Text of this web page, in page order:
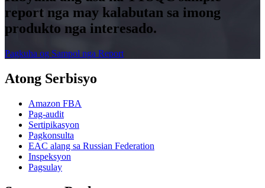
report nga may kalabutan sa imong
produkto nga interesado.
Pagkuha og Sampol nga Report
Atong Serbisyo
Amazon FBA
Pag-audit
Sertipikasyon
Pagkonsulta
EAC alang sa Russian Federation
Inspeksyon
Pagsulay